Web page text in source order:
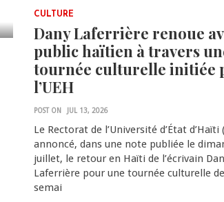
CULTURE
Dany Laferrière renoue
public haïtien à travers
tournée culturelle initiée
l’UEH
POST ON JUL 13, 2026
Le Rectorat de l’Université d’État d’Haïti
annoncé, dans une note publiée le
juillet, le retour en Haïti de l’écrivain
Laferrière pour une tournée culturelle
semai